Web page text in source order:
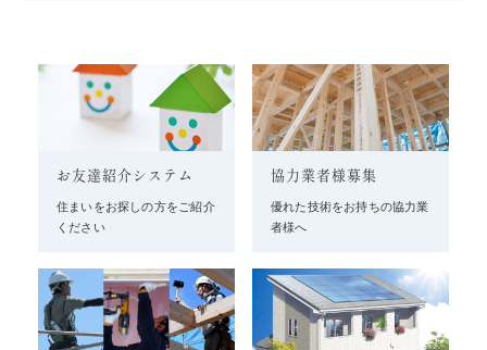
お友達紹介システム
住まいをお探しの方をご紹介
ください
協力業者様募集
優れた技術をお持ちの協力業
者様へ